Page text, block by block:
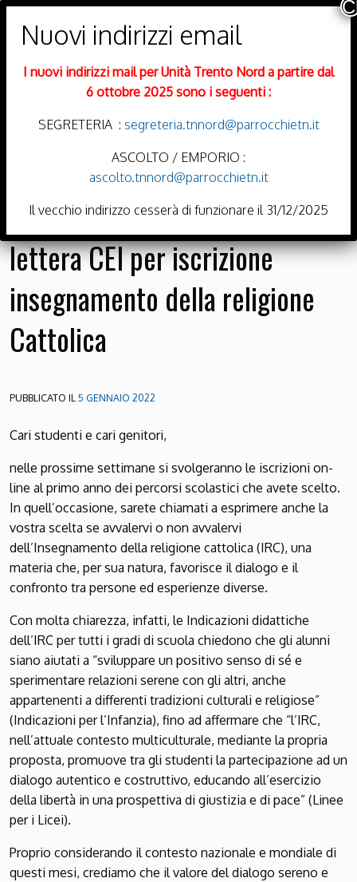
Trento Nord
DIOCESI DI TRENTO
lettera CEI per iscrizione
insegnamento della religione
Cattolica
PUBBLICATO IL5 GENNAIO 2022
Cari studenti e cari genitori,
nelle prossime settimane si svolgeranno le iscrizioni on-
line al primo anno dei percorsi scolastici che avete scelto.
In quell’occasione, sarete chiamati a esprimere anche la
vostra scelta se avvalervi o non avvalervi
dell’Insegnamento della religione cattolica (IRC), una
materia che, per sua natura, favorisce il dialogo e il
confronto tra persone ed esperienze diverse.
Con molta chiarezza, infatti, le Indicazioni didattiche
dell’IRC per tutti i gradi di scuola chiedono che gli alunni
siano aiutati a “sviluppare un positivo senso di sé e
sperimentare relazioni serene con gli altri, anche
appartenenti a differenti tradizioni culturali e religiose”
(Indicazioni per l’Infanzia), fino ad affermare che “l’IRC,
nell’attuale contesto multiculturale, mediante la propria
proposta, promuove tra gli studenti la partecipazione ad un
dialogo autentico e costruttivo, educando all’esercizio
della libertà in una prospettiva di giustizia e di pace” (Linee
per i Licei).
Proprio considerando il contesto nazionale e mondiale di
questi mesi, crediamo che il valore del dialogo sereno e
I nuovi indirizzi mail per Unità Trento Nord a partire dal
6 ottobre 2025 sono i seguenti :
SEGRETERIA : segreteria.tnnord@parrocchietn.it
ASCOLTO / EMPORIO :
ascolto.tnnord@parrocchietn.it
Il vecchio indirizzo cesserà di funzionare il 31/12/2025